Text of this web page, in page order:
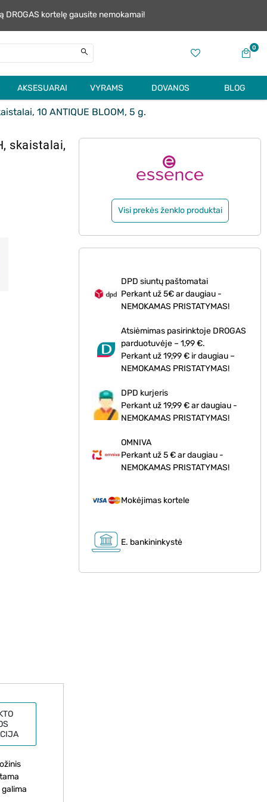
kortelę gausite nemokamai!
0
AKSESUARAI VYRAMS DOVANOS BLOG
10 ANTIQUE BLOOM, 5 g.
skaistalai,
Visi prekės ženklo produktai
DPD siuntų paštomatai
Perkant už 5€ ar daugiau -
NEMOKAMAS PRISTATYMAS!
Atsiėmimas pasirinktoje DROGAS
parduotuvėje – 1,99 €.
Perkant už 19,99 € ir daugiau –
NEMOKAMAS PRISTATYMAS!
DPD kurjeris
Perkant už 19,99 € ar daugiau -
NEMOKAMAS PRISTATYMAS!
OMNIVA
Perkant už 5 € ar daugiau -
NEMOKAMAS PRISTATYMAS!
Mokėjimas kortele
E. bankininkystė